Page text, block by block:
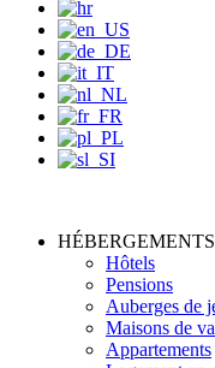
HÉBERGEMENTS
Hôtels
Pensions
Auberges de
Maisons de
Appartements